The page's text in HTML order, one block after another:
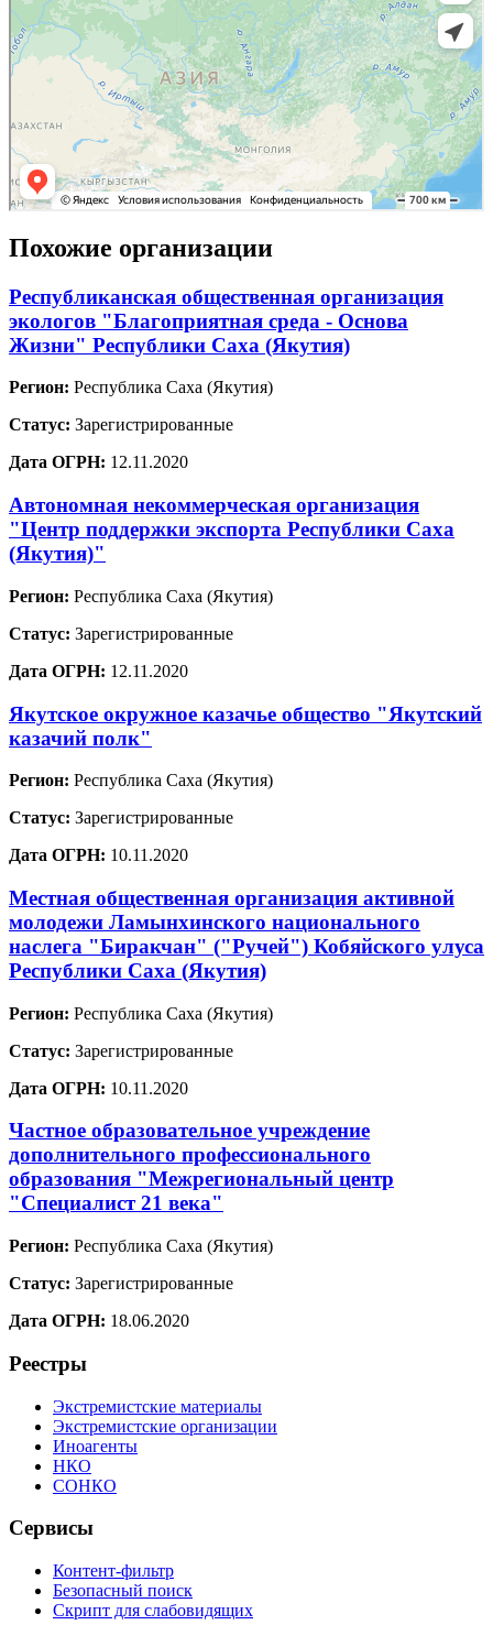
Похожие организации
Республиканская общественная организация
экологов "Благоприятная среда - Основа
Жизни" Республики Саха (Якутия)
Регион: Республика Саха (Якутия)
Статус: Зарегистрированные
Дата ОГРН: 12.11.2020
Автономная некоммерческая организация
"Центр поддержки экспорта Республики Саха
(Якутия)"
Регион: Республика Саха (Якутия)
Статус: Зарегистрированные
Дата ОГРН: 12.11.2020
Якутское окружное казачье общество "Якутский
казачий полк"
Регион: Республика Саха (Якутия)
Статус: Зарегистрированные
Дата ОГРН: 10.11.2020
Местная общественная организация активной
молодежи Ламынхинского национального
наслега "Биракчан" ("Ручей") Кобяйского улуса
Республики Саха (Якутия)
Регион: Республика Саха (Якутия)
Статус: Зарегистрированные
Дата ОГРН: 10.11.2020
Частное образовательное учреждение
дополнительного профессионального
образования "Межрегиональный центр
"Специалист 21 века"
Регион: Республика Саха (Якутия)
Статус: Зарегистрированные
Дата ОГРН: 18.06.2020
Реестры
Экстремистские материалы
Экстремистские организации
Иноагенты
НКО
СОНКО
Сервисы
Контент-фильтр
Безопасный поиск
Скрипт для слабовидящих